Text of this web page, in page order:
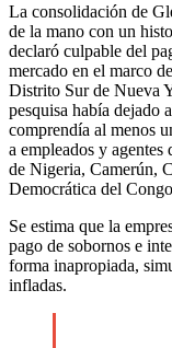
La consolidación de
de la mano con un
declaró culpable del
mercado en el marco
Distrito Sur de Nueva
pesquisa había dejado
comprendía al menos
a empleados y
de Nigeria, Camerún,
Democrática del
Se estima que la
pago de sobornos e
forma inapropiada,
infladas.